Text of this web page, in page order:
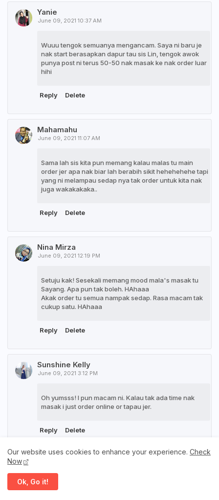
Yanie
June 09, 2021 10:37 AM
Wuuu tengok semuanya mengancam. Saya ni baru je
nak start berasapkan dapur tau sis Lin, tengok awok
punya post ni terus 50-50 nak masak ke nak order luar
hihi
Reply Delete
Mahamahu
June 09, 2021 11:07 AM
Sama lah sis kita pun memang kalau malas tu main
order jer apa nak biar lah berabih sikit hehehehehe tapi
yang ni melampau sedap nya tak order untuk kita nak
juga wakakakaka..
Reply Delete
Nina Mirza
June 09, 2021 12:19 PM
Setuju kak! Sesekali memang mood mala's masak tu
Sayang. Apa pun tak boleh. HAhaaa
Akak order tu semua nampak sedap. Rasa macam tak
cukup satu. HAhaaa
Reply Delete
Sunshine Kelly
June 09, 2021 3:12 PM
Oh yumsss! I pun macam ni. Kalau tak ada time nak
masak i just order online or tapau jer.
Reply Delete
June 09, 2021 5:50 PM
Our website uses cookies to enhance your experience. Check
Now
Ok, Go it!